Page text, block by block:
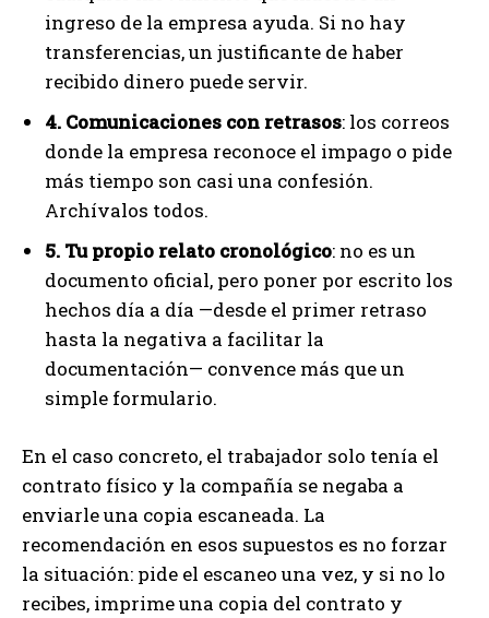
ingreso de la empresa ayuda. Si no hay
transferencias, un justificante de haber
recibido dinero puede servir.
4. Comunicaciones con retrasos: los correos
donde la empresa reconoce el impago o pide
más tiempo son casi una confesión.
Archívalos todos.
5. Tu propio relato cronológico: no es un
documento oficial, pero poner por escrito los
hechos día a día —desde el primer retraso
hasta la negativa a facilitar la
documentación— convence más que un
simple formulario.
En el caso concreto, el trabajador solo tenía el
contrato físico y la compañía se negaba a
enviarle una copia escaneada. La
recomendación en esos supuestos es no forzar
la situación: pide el escaneo una vez, y si no lo
recibes, imprime una copia del contrato y